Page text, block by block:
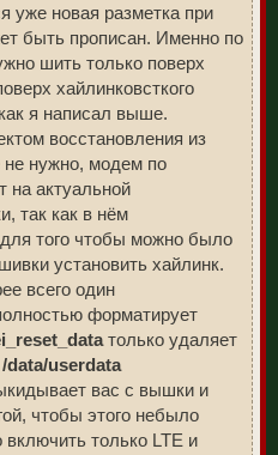
уже новая разметка при
быть прописан. Именно по
шить только поверх
хайлинковсткого
я написал выше.
восстановления из
не нужно, модем по
на актуальной
так как в нём
для того чтобы можно было
установить хайлинк.
всего один
форматирует
только удаляет
data/userdata
вас с вышки и
чтобы этого небыло
только LTE и